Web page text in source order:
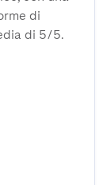
di
di 5/5.